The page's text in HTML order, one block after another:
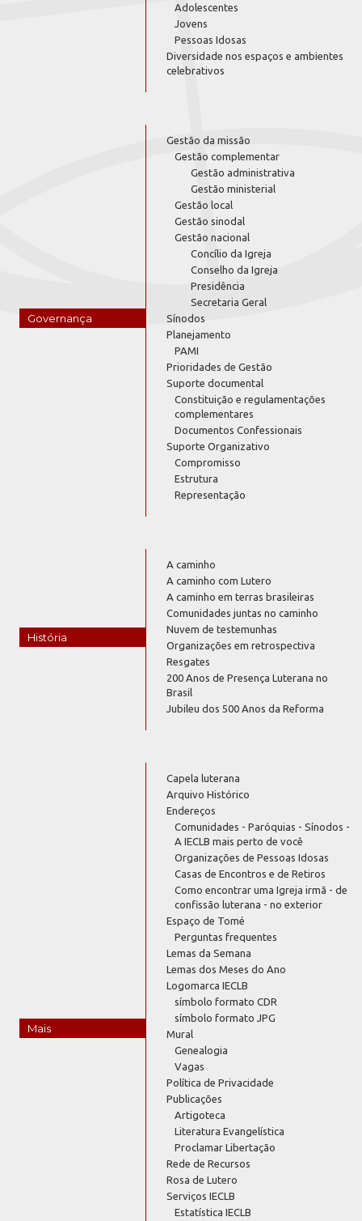
Adolescentes
Jovens
Pessoas Idosas
Diversidade nos espaços e ambientes
celebrativos
Governança
Gestão da missão
Gestão complementar
Gestão administrativa
Gestão ministerial
Gestão local
Gestão sinodal
Gestão nacional
Concílio da Igreja
Conselho da Igreja
Presidência
Secretaria Geral
Sínodos
Planejamento
PAMI
Prioridades de Gestão
Suporte documental
Constituição e regulamentações
complementares
Documentos Confessionais
Suporte Organizativo
Compromisso
Estrutura
Representação
História
A caminho
A caminho com Lutero
A caminho em terras brasileiras
Comunidades juntas no caminho
Nuvem de testemunhas
Organizações em retrospectiva
Resgates
200 Anos de Presença Luterana no
Brasil
Jubileu dos 500 Anos da Reforma
Mais
Capela luterana
Arquivo Histórico
Endereços
Comunidades - Paróquias - Sínodos -
A IECLB mais perto de você
Organizações de Pessoas Idosas
Casas de Encontros e de Retiros
Como encontrar uma Igreja irmã - de
confissão luterana - no exterior
Espaço de Tomé
Perguntas frequentes
Lemas da Semana
Lemas dos Meses do Ano
Logomarca IECLB
símbolo formato CDR
símbolo formato JPG
Mural
Genealogia
Vagas
Política de Privacidade
Publicações
Artigoteca
Literatura Evangelística
Proclamar Libertação
Rede de Recursos
Rosa de Lutero
Serviços IECLB
Estatística IECLB